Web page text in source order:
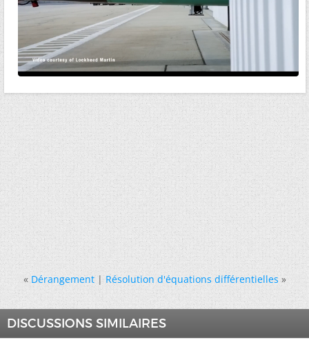
« Dérangement|Résolution d'équations différentielles »
DISCUSSIONS SIMILAIRES